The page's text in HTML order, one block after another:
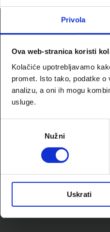
Privola
Ova web-stranica koristi
Kolačiće upotrebljavamo
promet. Isto tako, podatke
analizu, a oni ih mogu
usluge.
Nužni
Uskrati